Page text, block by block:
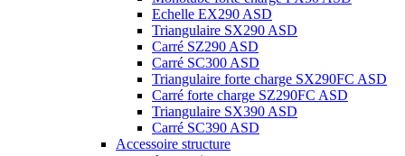
Echelle EX290 ASD
Triangulaire SX290 ASD
Carré SZ290 ASD
Carré SC300 ASD
Triangulaire forte charge SX290FC ASD
Carré forte charge SZ290FC ASD
Triangulaire SX390 ASD
Carré SC390 ASD
Accessoire structure